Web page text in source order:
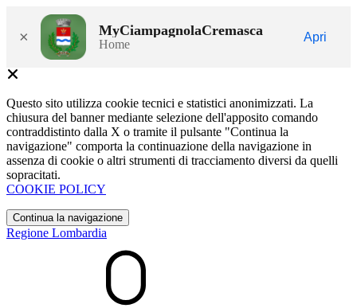
× MyCiampagnolaCremasca
Home
Apri
Questo sito utilizza cookie tecnici e statistici anonimizzati. La
chiusura del banner mediante selezione dell'apposito comando
contraddistinto dalla X o tramite il pulsante "Continua la
navigazione" comporta la continuazione della navigazione in
assenza di cookie o altri strumenti di tracciamento diversi da quelli
sopracitati.
COOKIE POLICY
Continua la navigazione
Regione Lombardia